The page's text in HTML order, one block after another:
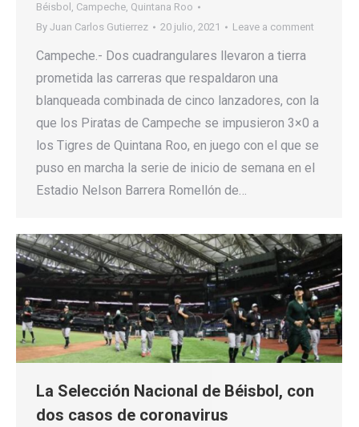
Béisbol , Campeche, Quintana Roo
By Juan Carlos Gutierrez 20 julio, 2021 Leave a comment
Campeche.- Dos cuadrangulares llevaron a tierra
prometida las carreras que respaldaron una
blanqueada combinada de cinco lanzadores, con la
que los Piratas de Campeche se impusieron 3×0 a
los Tigres de Quintana Roo, en juego con el que se
puso en marcha la serie de inicio de semana en el
Estadio Nelson Barrera Romellón de…
La Selección Nacional de Béisbol, con
dos casos de coronavirus